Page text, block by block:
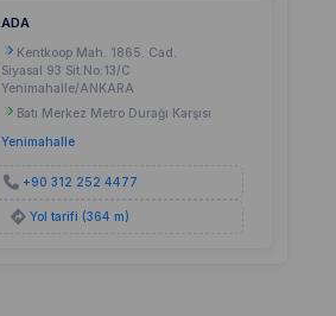
ADA
Kentkoop Mah. 1865. Cad.
Siyasal 93 Sit.No:13/C
Yenimahalle/ANKARA
Batı Merkez Metro Durağı Karşısı
Yenimahalle
+90 312 252 4477
Yol tarifi (364 m)